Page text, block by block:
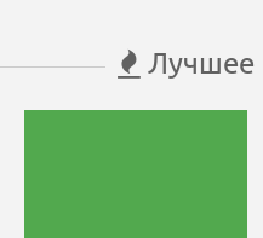
Лучшее